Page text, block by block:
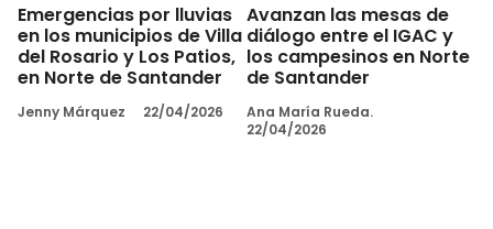
Emergencias por lluvias
en los municipios de Villa
del Rosario y Los Patios,
en Norte de Santander
Jenny Márquez 22/04/2026
Avanzan las mesas de
diálogo entre el IGAC y
los campesinos en Norte
de Santander
Ana María Rueda.
22/04/2026